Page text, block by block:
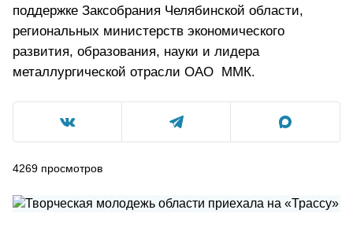
поддержке Заксобрания Челябинской области,
региональных министерств экономического
развития, образования, науки и лидера
металлургической отрасли ОАО ММК.
4269 просмотров